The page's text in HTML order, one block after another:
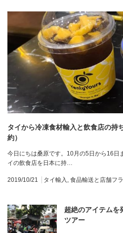
タイから冷凍食材輸入と飲食店の持
約）
今日にちは桑原です。10月の5日から16日
イの飲食店を日本に持…
2019/10/21 タイ輸入 , 食品輸送と店舗フ
超絶のアイテムを
ツアー